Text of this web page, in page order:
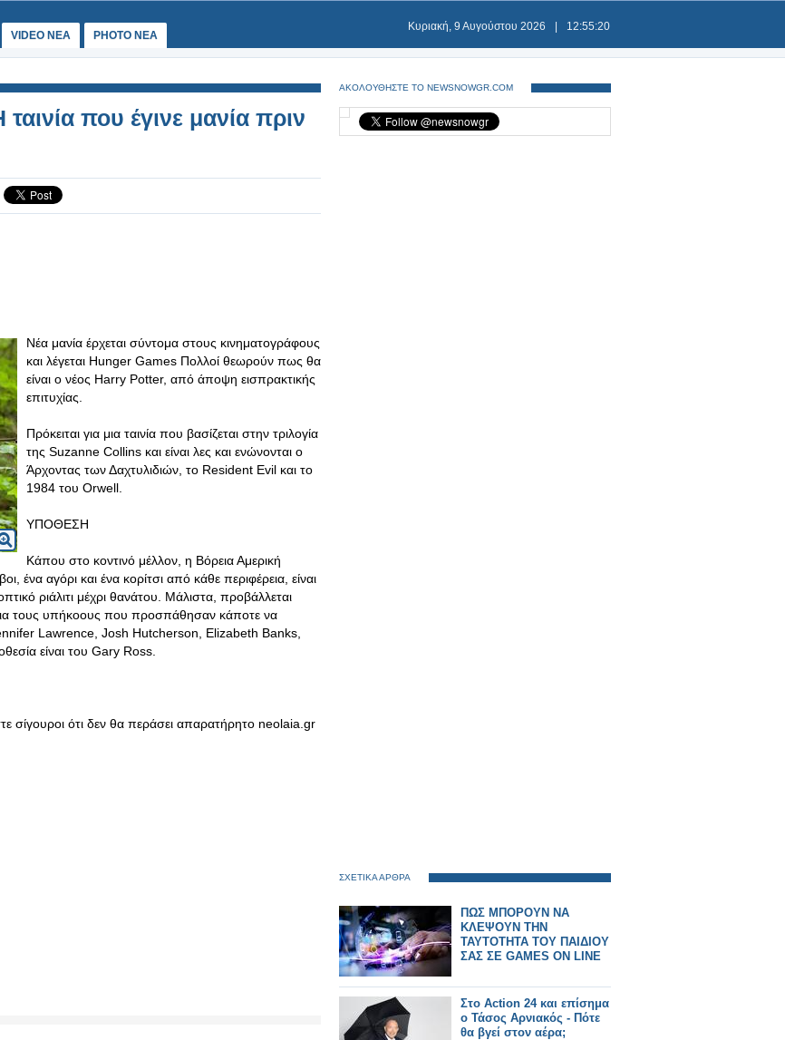
VIDEO NEA PHOTO NEA
Κυριακή, 9 Αυγούστου 2026 12:55:20
που έγινε μανία πριν
Νέα μανία έρχεται σύντομα στους κινηματογράφους
και λέγεται Hunger Games Πολλοί θεωρούν πως θα
είναι ο νέος Harry Potter, από άποψη εισπρακτικής
επιτυχίας.
Πρόκειται για μια ταινία που βασίζεται στην τριλογία
της Suzanne Collins και είναι λες και ενώνονται ο
Άρχοντας των Δαχτυλιδιών, το Resident Evil και το
1984 του Orwell.
ΥΠΟΘΕΣΗ
Κάπου στο κοντινό μέλλον, η Βόρεια Αμερική
ένα αγόρι και ένα κορίτσι από κάθε περιφέρεια, είναι
ριάλιτι μέχρι θανάτου. Μάλιστα, προβάλλεται
τους υπήκοους που προσπάθησαν κάποτε να
Lawrence, Josh Hutcherson, Elizabeth Banks,
είναι του Gary Ross.
σίγουροι ότι δεν θα περάσει απαρατήρητο neolaia.gr
ΑΚΟΛΟΥΘΗΣΤΕ ΤΟ NEWSNOWGR.COM
ΣΧΕΤΙΚΑ ΑΡΘΡΑ
ΠΩΣ ΜΠΟΡΟΥΝ ΝΑ
ΚΛΕΨΟΥΝ ΤΗΝ
ΤΑΥΤΟΤΗΤΑ ΤΟΥ ΠΑΙΔΙΟΥ
ΣΑΣ ΣΕ GAMES ON LINE
Στο Action 24 και επίσημα
ο Τάσος Αρνιακός - Πότε
θα βγεί στον αέρα;